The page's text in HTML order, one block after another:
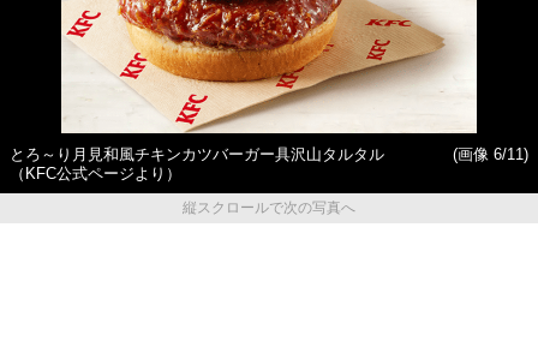
とろ～り月見和風チキンカツバーガー具沢山タルタル
（KFC公式ページより）
(画像 6/11)
縦スクロールで次の写真へ